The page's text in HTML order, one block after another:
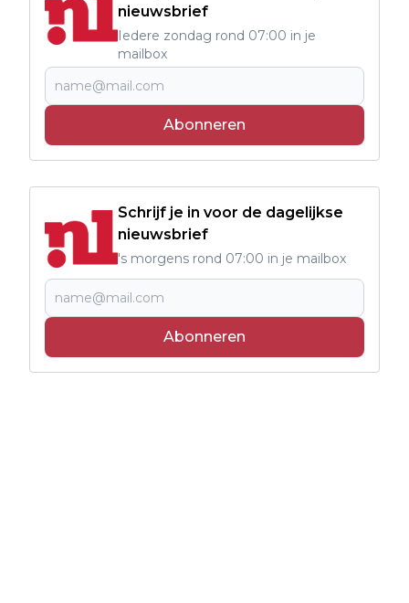
nieuwsbrief
Iedere zondag rond 07:00 in je
mailbox
Abonneren
Schrijf je in voor de dagelijkse
nieuwsbrief
's morgens rond 07:00 in je mailbox
Abonneren